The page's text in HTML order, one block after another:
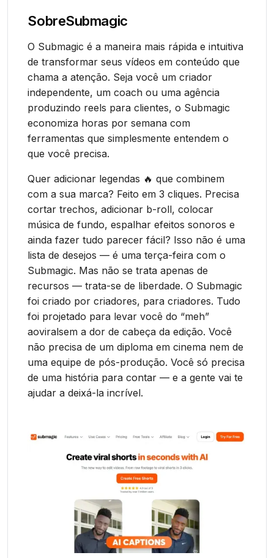
SobreSubmagic
O Submagic é a maneira mais rápida e intuitiva
de transformar seus vídeos em conteúdo que
chama a atenção. Seja você um criador
independente, um coach ou uma agência
produzindo reels para clientes, o Submagic
economiza horas por semana com
ferramentas que simplesmente entendem o
que você precisa.
Quer adicionar legendas 🔥 que combinem
com a sua marca? Feito em 3 cliques. Precisa
cortar trechos, adicionar b-roll, colocar
música de fundo, espalhar efeitos sonoros e
ainda fazer tudo parecer fácil? Isso não é uma
lista de desejos — é uma terça-feira com o
Submagic. Mas não se trata apenas de
recursos — trata-se de liberdade. O Submagic
foi criado por criadores, para criadores. Tudo
foi projetado para levar você do “meh”
aoviralsem a dor de cabeça da edição. Você
não precisa de um diploma em cinema nem de
uma equipe de pós-produção. Você só precisa
de uma história para contar — e a gente vai te
ajudar a deixá-la incrível.